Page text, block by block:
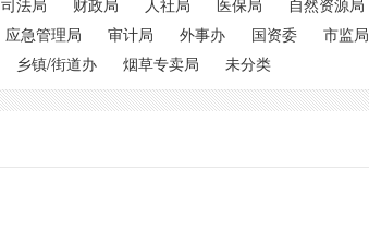
司法局 财政局 人社局 医保局 自然资源局
应急管理局 审计局 外事办 国资委 市监局
乡镇/街道办 烟草专卖局 未分类